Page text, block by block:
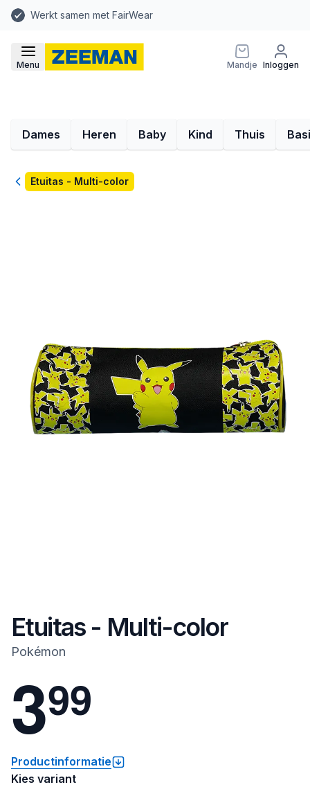
Werkt samen met FairWear
Menu Mandje Inloggen
Dames Heren Baby Kind Thuis
TerugEtuitas - Multi-color
Etuitas - Multi-color
Pokémon
399
Productinformatie
Kies variant